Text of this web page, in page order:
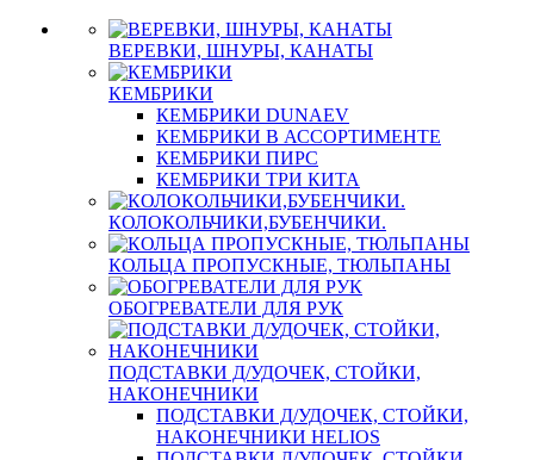
ВЕРЕВКИ, ШНУРЫ, КАНАТЫ
КЕМБРИКИ
КЕМБРИКИ DUNAEV
КЕМБРИКИ В АССОРТИМЕНТЕ
КЕМБРИКИ ПИРС
КЕМБРИКИ ТРИ КИТА
КОЛОКОЛЬЧИКИ,БУБЕНЧИКИ.
КОЛЬЦА ПРОПУСКНЫЕ, ТЮЛЬПАНЫ
ОБОГРЕВАТЕЛИ ДЛЯ РУК
ПОДСТАВКИ Д/УДОЧЕК, СТОЙКИ,
НАКОНЕЧНИКИ
ПОДСТАВКИ Д/УДОЧЕК, СТОЙКИ,
НАКОНЕЧНИКИ HELIOS